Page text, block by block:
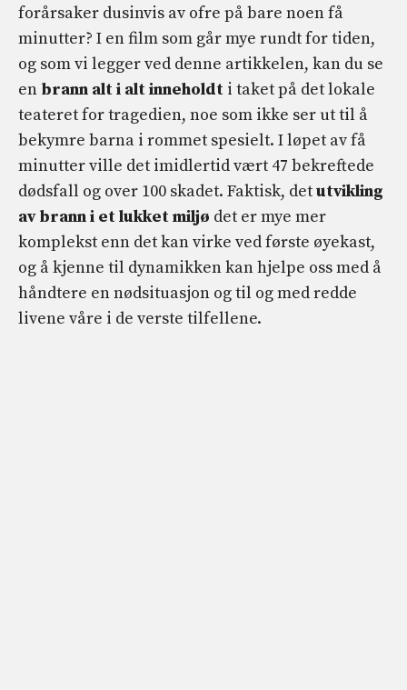
forårsaker dusinvis av ofre på bare noen få
minutter? I en film som går mye rundt for tiden,
og som vi legger ved denne artikkelen, kan du se
en brann alt i alt inneholdt i taket på det lokale
teateret for tragedien, noe som ikke ser ut til å
bekymre barna i rommet spesielt. I løpet av få
minutter ville det imidlertid vært 47 bekreftede
dødsfall og over 100 skadet. Faktisk, detutvikling
av brann i et lukket miljø det er mye mer
komplekst enn det kan virke ved første øyekast,
og å kjenne til dynamikken kan hjelpe oss med å
håndtere en nødsituasjon og til og med redde
livene våre i de verste tilfellene.